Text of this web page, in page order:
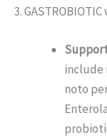
3.
include
noto